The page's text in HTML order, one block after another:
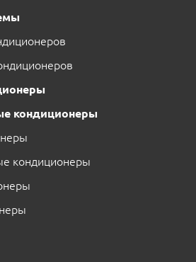
кондиционеры
кондиционеры